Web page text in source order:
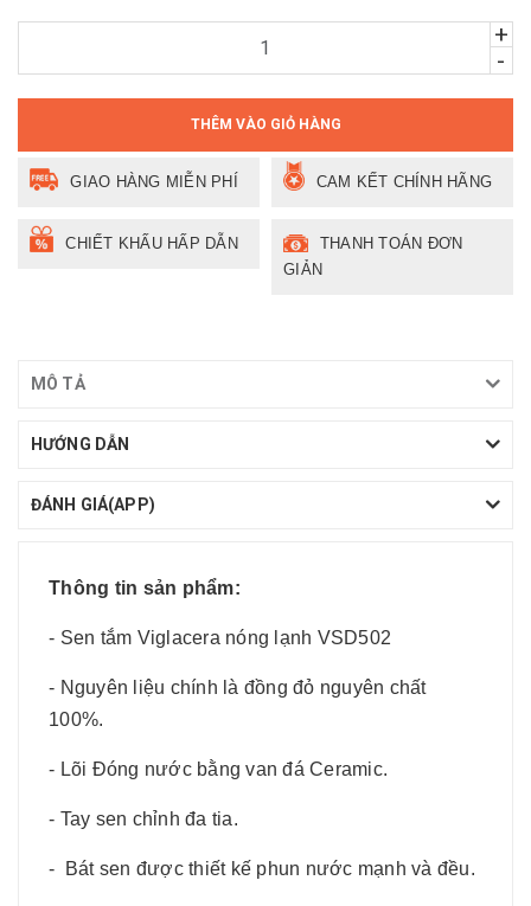
+
-
THÊM VÀO GIỎ HÀNG
GIAO HÀNG MIỄN PHÍ CAM KẾT CHÍNH HÃNG
CHIẾT KHẤU HẤP DẪN
THANH TOÁN ĐƠN
GIẢN
MÔ TẢ
HƯỚNG DẪN
ĐÁNH GIÁ(APP)
Thông tin sản phẩm:
- Sen tắm Viglacera nóng lạnh VSD502
- Nguyên liệu chính là đồng đỏ nguyên chất
100%.
- Lõi Đóng nước bằng van đá Ceramic.
- Tay sen chỉnh đa tia.
- Bát sen được thiết kế phun nước mạnh và đều.